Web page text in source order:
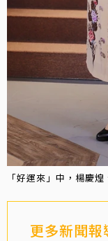
「好運來」中，楊慶
更多新聞報